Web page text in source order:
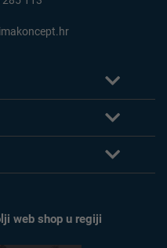
web shop u regiji